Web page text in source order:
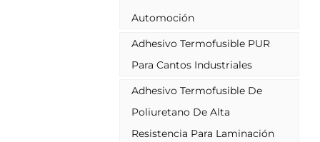
y condiciones ambientales
exigentes como la del mueble, la
ofrece un rendimiento inigualable
en aplicaciones de laminación,
Automoción
Adhesivo Termofusible PUR
Para Cantos Industriales
Adhesivo Termofusible De
Poliuretano De Alta
Resistencia Para Laminación